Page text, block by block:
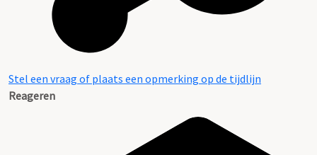
Stel een vraag of plaats een opmerking op de tijdlijn
Reageren